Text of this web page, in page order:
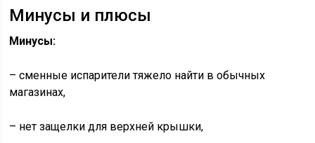
Минусы и плюсы
Минусы:
– сменные испарители тяжело найти в обычных
магазинах,
– нет защелки для верхней крышки,